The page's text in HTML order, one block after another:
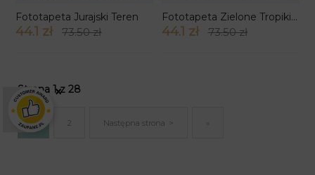
Fototapeta Jurajski Teren
44.1 zł 73.50 zł
Fototapeta Zielone Tropiki wzór 3
44.1 zł 73.50 zł
Strona 1 z 28
1 2 Następna strona
×